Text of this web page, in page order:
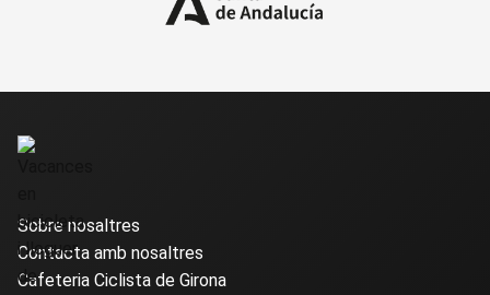
Sobre nosaltres
Contacta amb nosaltres
Cafeteria Ciclista de Girona